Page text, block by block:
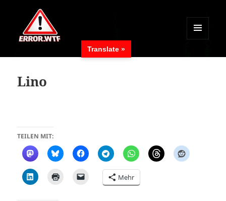
MENÜ
WIDGETS
Lino
TEILEN MIT:
Mehr
Translate »